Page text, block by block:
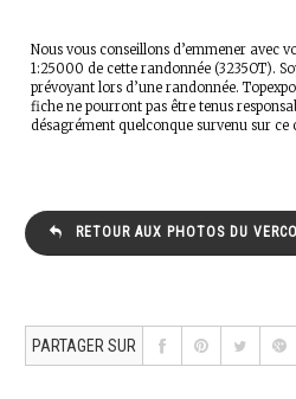
Nous vous conseillons d’emmener avec
1:25000 de cette randonnée (3235OT).
prévoyant lors d’une randonnée.
fiche ne pourront pas être tenus
désagrément quelconque survenu sur ce
RETOUR AUX PHOTOS DU
PARTAGER SUR